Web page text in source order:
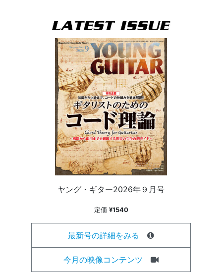
ヤング・ギター2026年９月号
定価 ¥1540
最新号の詳細をみる
今月の映像コンテンツ